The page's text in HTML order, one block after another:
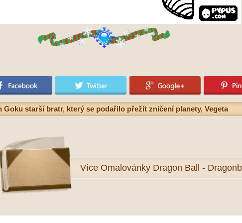
Goku starší bratr, který se podařilo přežít zničení planety, Vegeta
Více Omalovánky Dragon Ball -